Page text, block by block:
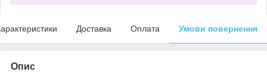
Доставка Оплата Умови повернення
Опис